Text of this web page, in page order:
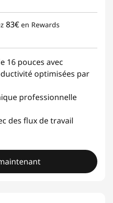
83€ en Rewards
16 pouces avec
optimisées par
professionnelle
des flux de travail